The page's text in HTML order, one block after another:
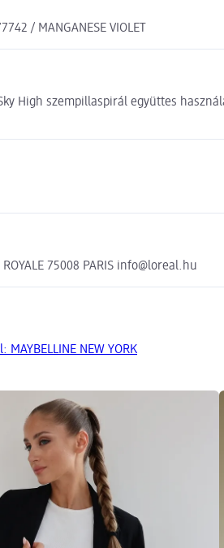
/ MANGANESE VIOLET
High szempillaspirál együttes
75008 PARIS info@loreal.hu
NEW YORK